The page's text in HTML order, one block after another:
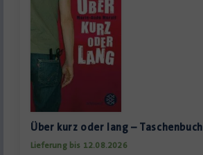
Über kurz oder lang – Taschenbuch
Lieferung bis 12.08.2026